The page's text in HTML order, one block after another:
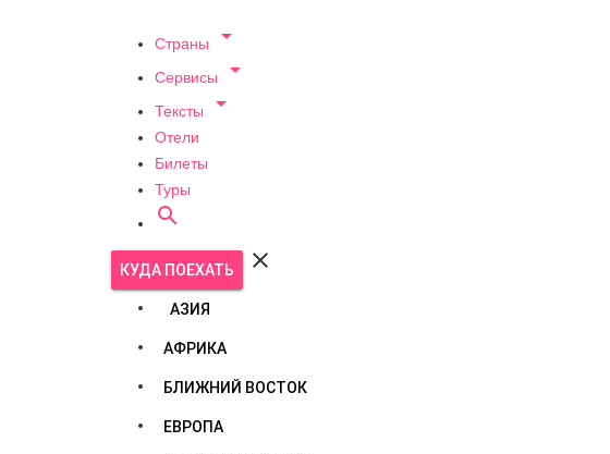
Страны 
Сервисы 
Тексты 
Отели
Билеты
Туры

КУДА ПОЕХАТЬ 
АЗИЯ
АФРИКА
БЛИЖНИЙ ВОСТОК
ЕВРОПА